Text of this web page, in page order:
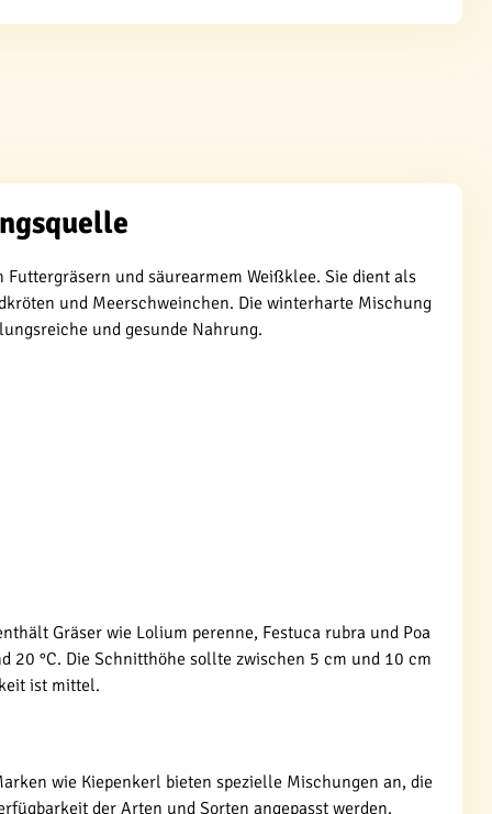
und säurearmem Weißklee. Sie dient als
und Meerschweinchen. Die winterharte Mischung
und gesunde Nahrung.
Gräser wie Lolium perenne, Festuca rubra und Poa
20 °C. Die Schnitthöhe sollte zwischen 5 cm und 10 cm
ist mittel.
wie Kiepenkerl bieten spezielle Mischungen an, die
der Arten und Sorten angepasst werden.